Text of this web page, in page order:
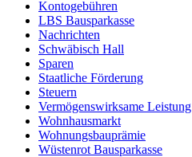
Kontogebühren
LBS Bausparkasse
Nachrichten
Schwäbisch Hall
Sparen
Staatliche Förderung
Steuern
Vermögenswirksame Leistung
Wohnhausmarkt
Wohnungsbauprämie
Wüstenrot Bausparkasse